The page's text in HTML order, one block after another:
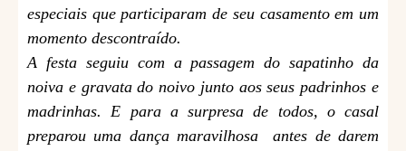
especiais que participaram de seu casamento em um
momento descontraído.
A festa seguiu com a passagem do sapatinho da
noiva e gravata do noivo junto aos seus padrinhos e
madrinhas. E para a surpresa de todos, o casal
preparou uma dança maravilhosa antes de darem